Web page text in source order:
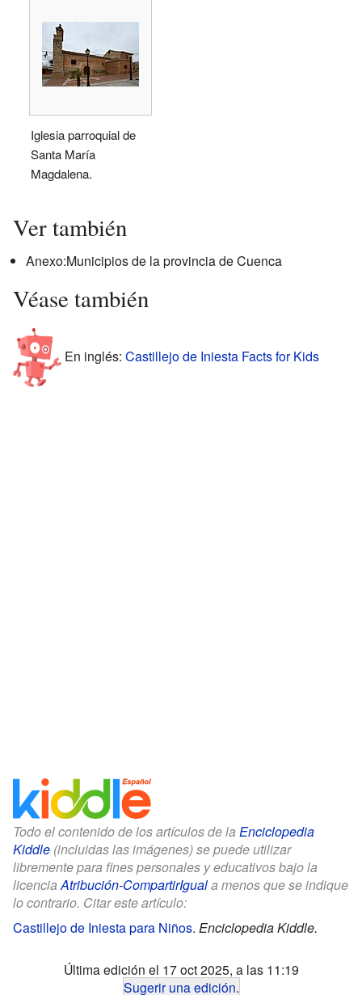
Iglesia parroquial de
Santa María
Magdalena.
Ver también
Anexo:Municipios de la provincia de Cuenca
Véase también
En inglés: Castillejo de Iniesta Facts for Kids
Todo el contenido de los artículos de la Enciclopedia
Kiddle (incluidas las imágenes) se puede utilizar
libremente para fines personales y educativos bajo la
licenciaAtribución-CompartirIguala menos que se indique
lo contrario. Citar este artículo:
Castillejo de Iniesta para Niños. Enciclopedia Kiddle.
Última edición el 17 oct 2025, a las 11:19
Sugerir una edición.